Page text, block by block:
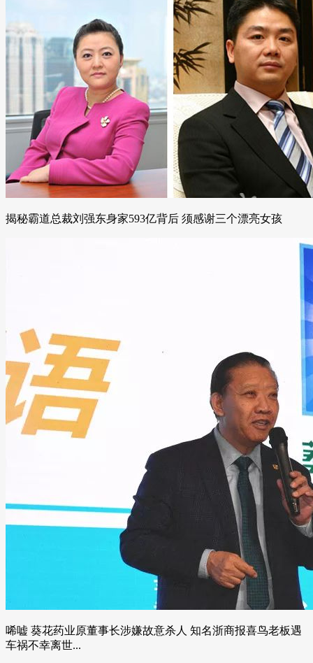
揭秘霸道总裁刘强东身家593亿背后 须感谢三个漂亮女孩
唏嘘 葵花药业原董事长涉嫌故意杀人 知名浙商报喜鸟老板遇
车祸不幸离世...